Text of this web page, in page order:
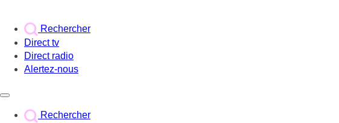
Rechercher
Direct tv
Direct radio
Alertez-nous
Rechercher